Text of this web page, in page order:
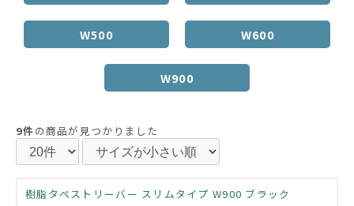
W500 W600
W900
9件の商品が見つかりました
樹脂タペストリーバー スリムタイプ W900 ブラック